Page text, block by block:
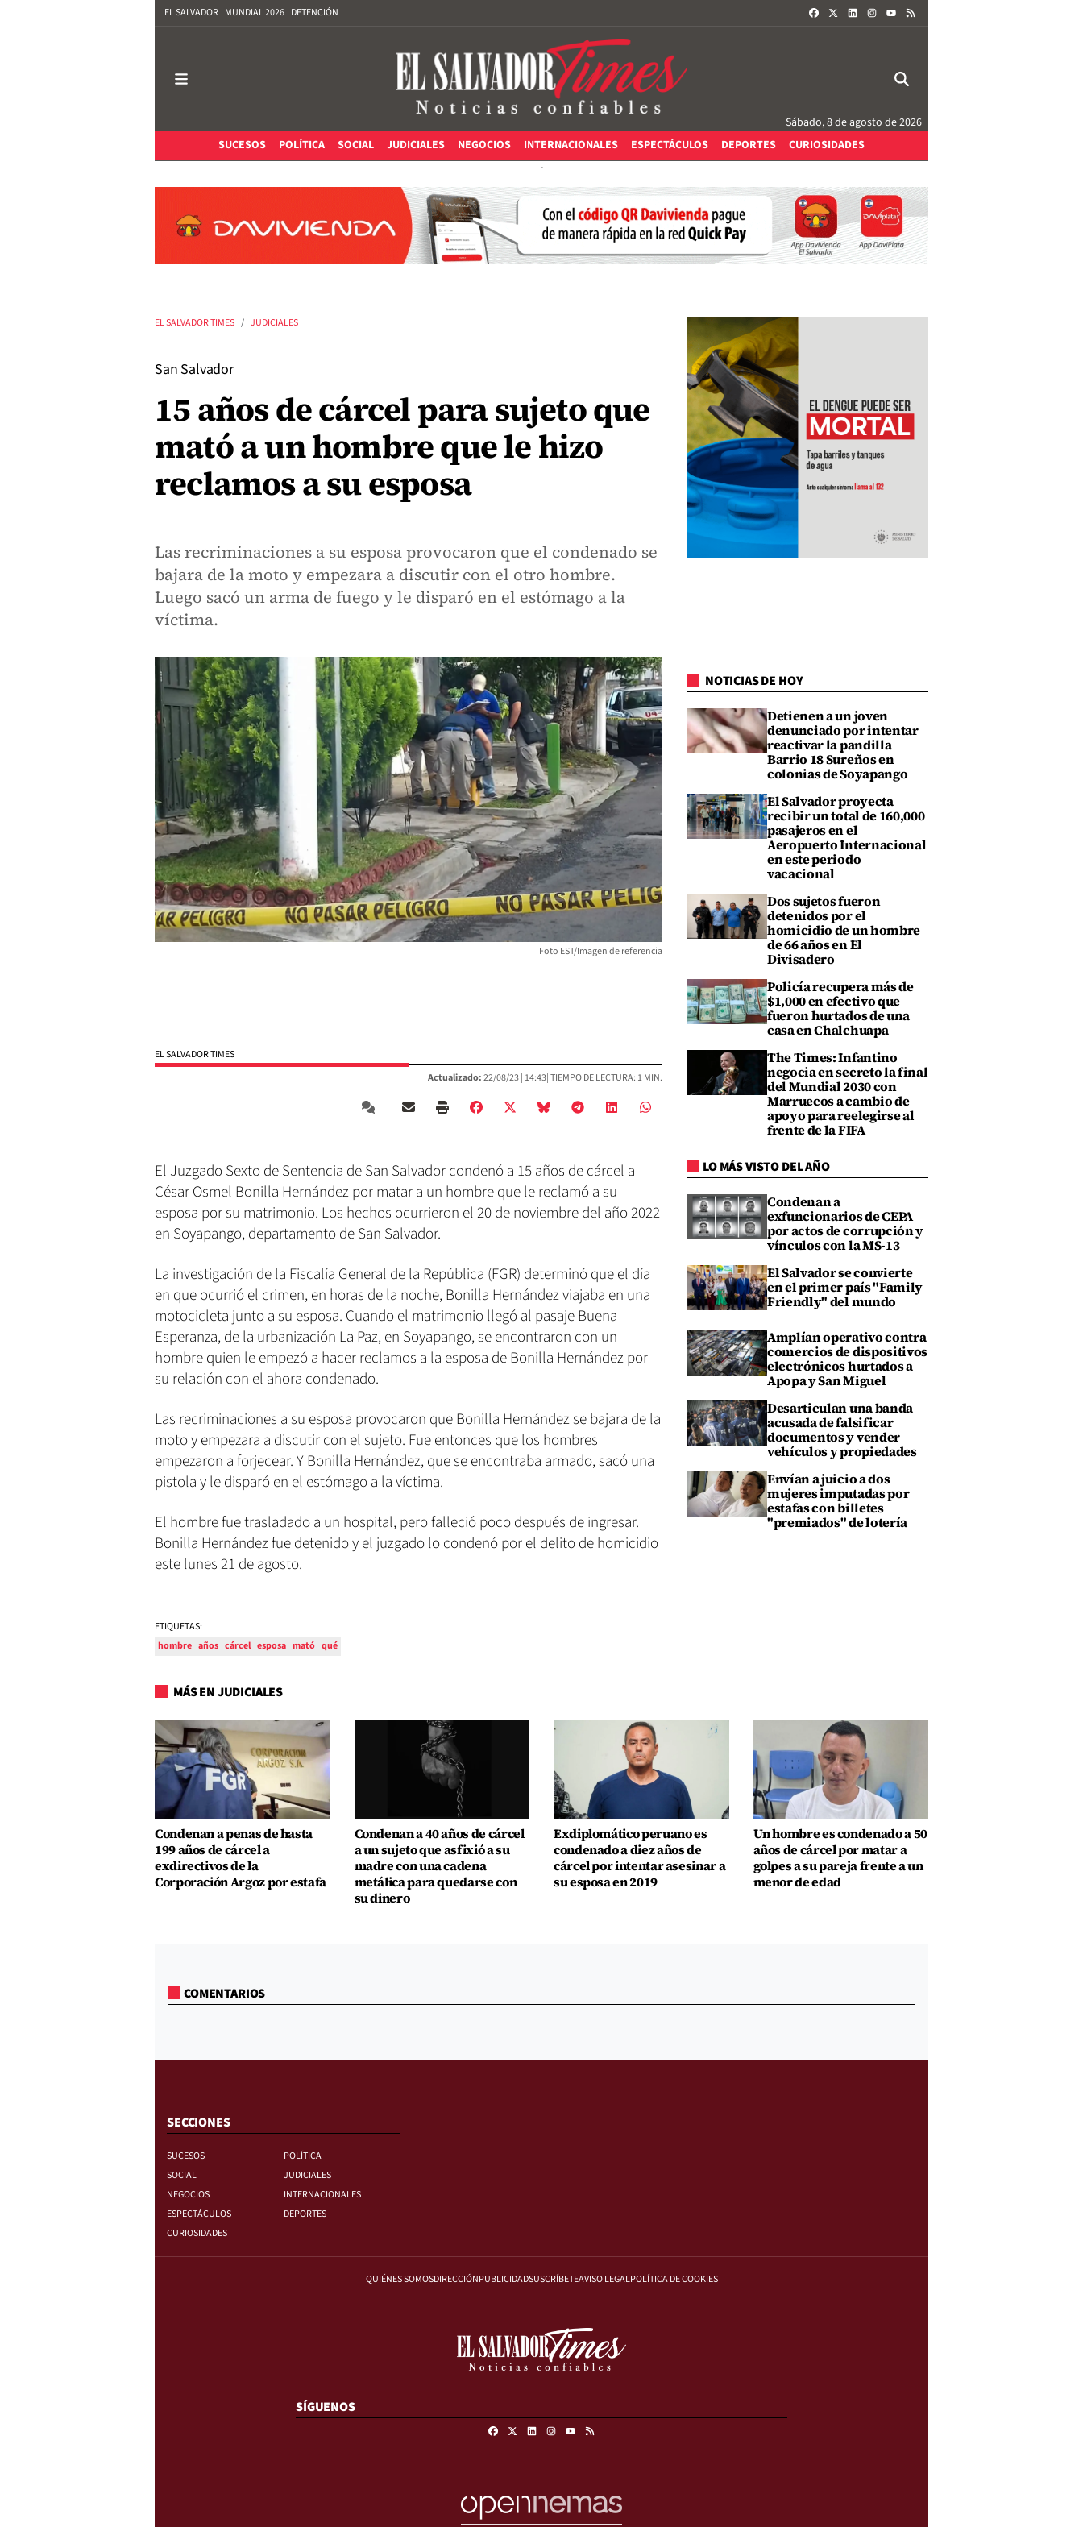
EL SALVADOR MUNDIAL 2026 DETENCIÓN FACEBOOKLINKEDININSTAGRAM
Sábado, 8 de agosto de 2026
SUCESOS
POLÍTICA SOCIAL JUDICIALES NEGOCIOS INTERNACIONALES ESPECTÁCULOS DEPORTES CURIOSIDADES
EL SALVADOR TIMES JUDICIALES
San Salvador
15 años de cárcel para sujeto que
mató a un hombre que le hizo
reclamos a su esposa
Las recriminaciones a su esposa provocaron que el condenado se
bajara de la moto y empezara a discutir con el otro hombre.
Luego sacó un arma de fuego y le disparó en el estómago a la
víctima.
Foto EST/Imagen de referencia
EL SALVADOR TIMES
Actualizado:22/08/23 | 14:43| TIEMPO DE LECTURA: 1 MIN.
El Juzgado Sexto de Sentencia de San Salvador condenó a 15 años de cárcel a
César Osmel Bonilla Hernández por matar a un hombre que le reclamó a su
esposa por su matrimonio. Los hechos ocurrieron el 20 de noviembre del año 2022
en Soyapango, departamento de San Salvador.
La investigación de la Fiscalía General de la República (FGR) determinó que el día
en que ocurrió el crimen, en horas de la noche, Bonilla Hernández viajaba en una
motocicleta junto a su esposa. Cuando el matrimonio llegó al pasaje Buena
Esperanza, de la urbanización La Paz, en Soyapango, se encontraron con un
hombre quien le empezó a hacer reclamos a la esposa de Bonilla Hernández por
su relación con el ahora condenado.
Las recriminaciones a su esposa provocaron que Bonilla Hernández se bajara de la
moto y empezara a discutir con el sujeto. Fue entonces que los hombres
empezaron a forjecear. Y Bonilla Hernández, que se encontraba armado, sacó una
pistola y le disparó en el estómago a la víctima.
El hombre fue trasladado a un hospital, pero falleció poco después de ingresar.
Bonilla Hernández fue detenido y el juzgado lo condenó por el delito de homicidio
este lunes 21 de agosto.
ETIQUETAS:
hombre años cárcel esposa mató qué
NOTICIAS DE HOY
Detienen a un joven
denunciado por intentar
reactivar la pandilla
Barrio 18 Sureños en
colonias de Soyapango
El Salvador proyecta
recibir un total de 160,000
pasajeros en el
Aeropuerto Internacional
en este periodo
vacacional
Dos sujetos fueron
detenidos por el
homicidio de un hombre
de 66 años en El
Divisadero
Policía recupera más de
$1,000 en efectivo que
fueron hurtados de una
casa en Chalchuapa
The Times: Infantino
negocia en secreto la final
del Mundial 2030 con
Marruecos a cambio de
apoyo para reelegirse al
frente de la FIFA
LO MÁS VISTO DEL AÑO
Condenan a
exfuncionarios de CEPA
por actos de corrupción y
vínculos con la MS-13
El Salvador se convierte
en el primer país "Family
Friendly" del mundo
Amplían operativo contra
comercios de dispositivos
electrónicos hurtados a
Apopa y San Miguel
Desarticulan una banda
acusada de falsificar
documentos y vender
vehículos y propiedades
Envían a juicio a dos
mujeres imputadas por
estafas con billetes
"premiados" de lotería
MÁS EN JUDICIALES
Condenan a penas de hasta
199 años de cárcel a
exdirectivos de la
Corporación Argoz por estafa
Condenan a 40 años de cárcel
a un sujeto que asfixió a su
madre con una cadena
metálica para quedarse con
su dinero
Exdiplomático peruano es
condenado a diez años de
cárcel por intentar asesinar a
su esposa en 2019
Un hombre es condenado a 50
años de cárcel por matar a
golpes a su pareja frente a un
menor de edad
COMENTARIOS
SECCIONES
SUCESOS
POLÍTICA
SOCIAL
JUDICIALES
NEGOCIOS
INTERNACIONALES
ESPECTÁCULOS
DEPORTES
CURIOSIDADES
QUIÉNES SOMOSDIRECCIÓNPUBLICIDADSUSCRÍBETEAVISO LEGALPOLÍTICA DE COOKIES
SÍGUENOS
FacebookLinkedinInstagram